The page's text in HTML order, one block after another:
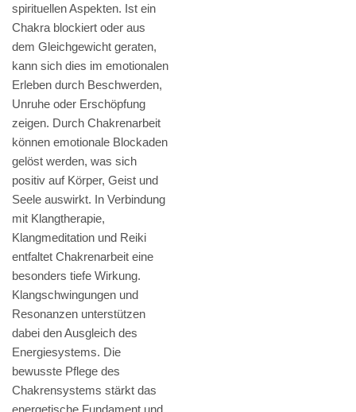
spirituellen Aspekten. Ist ein
Chakra blockiert oder aus
dem Gleichgewicht geraten,
kann sich dies im emotionalen
Erleben durch Beschwerden,
Unruhe oder Erschöpfung
zeigen. Durch Chakrenarbeit
können emotionale Blockaden
gelöst werden, was sich
positiv auf Körper, Geist und
Seele auswirkt. In Verbindung
mit Klangtherapie,
Klangmeditation und Reiki
entfaltet Chakrenarbeit eine
besonders tiefe Wirkung.
Klangschwingungen und
Resonanzen unterstützen
dabei den Ausgleich des
Energiesystems. Die
bewusste Pflege des
Chakrensystems stärkt das
energetische Fundament und